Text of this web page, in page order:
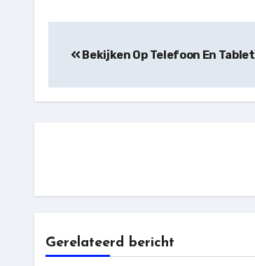
navigatie
Bekijken Op Telefoon En Tablet
Gerelateerd bericht
Android